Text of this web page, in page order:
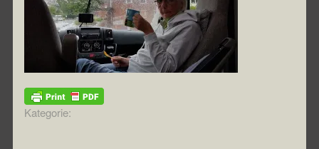
Kategorie: